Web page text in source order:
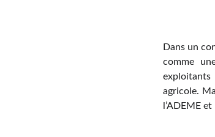
Dans un
comme
agricole.
l’ADEME